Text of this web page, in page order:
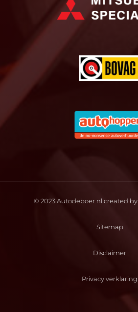
© 2023 Autodeboer.nl created by
Sitemap
Disclaimer
Privacy verklaring